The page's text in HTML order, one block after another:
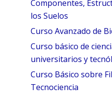
Componentes,
los Suelos
Curso Avanzado de
Curso básico de
universitarios y
Curso Básico sobre
Tecnociencia